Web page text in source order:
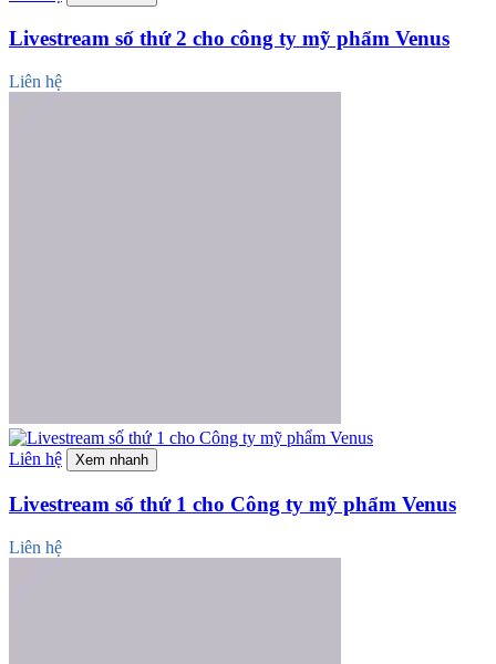
Livestream số thứ 2 cho công ty mỹ phẩm Venus
Liên hệ
Liên hệ Xem nhanh
Livestream số thứ 1 cho Công ty mỹ phẩm Venus
Liên hệ